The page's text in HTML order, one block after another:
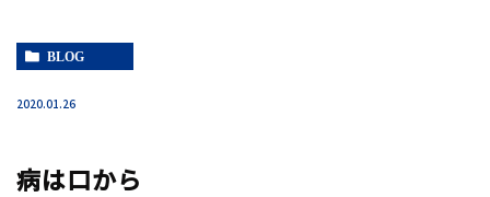
BLOG
2020.01.26
病は口から